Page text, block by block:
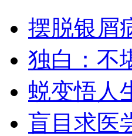
摆脱银屑
独白：
蜕变悟人
盲目求医